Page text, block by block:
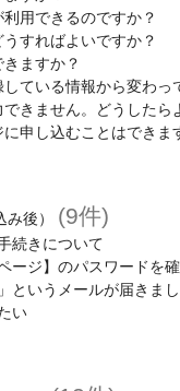
用できるのですか？
すればよいですか？
ますか？
ている情報から変わっ
きません。どうしたら
申し込むことはできま
後） (9件)
続きについて
ージ】のパスワードを
というメールが届きま
い